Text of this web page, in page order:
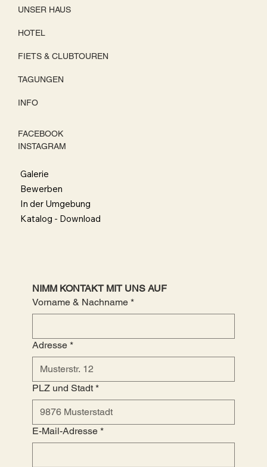
NIMM KONTAKT MIT UNS AUF
Vorname & Nachname *
Adresse *
PLZ und Stadt *
E-Mail-Adresse *
UNSER HAUS
HOTEL
FIETS & CLUBTOUREN
TAGUNGEN
INFO
FACEBOOK
INSTAGRAM
Galerie
Bewerben
In der Umgebung
Katalog - Download